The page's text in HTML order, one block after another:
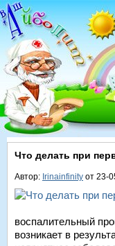
Что делать при
Автор: Irinainfinity от 23-
воспалительный
возникает в